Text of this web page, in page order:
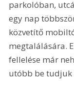
parkolóban,
egy nap
közvetítő
megtalálására.
fellelése már
utóbb be tudjuk